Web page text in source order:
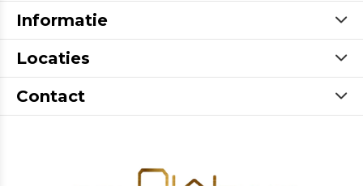
Informatie
Locaties
Contact